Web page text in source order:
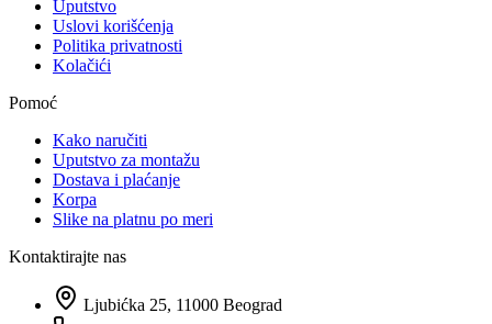
Uputstvo
Uslovi korišćenja
Politika privatnosti
Kolačići
Pomoć
Kako naručiti
Uputstvo za montažu
Dostava i plaćanje
Korpa
Slike na platnu po meri
Kontaktirajte nas
Ljubićka 25, 11000 Beograd